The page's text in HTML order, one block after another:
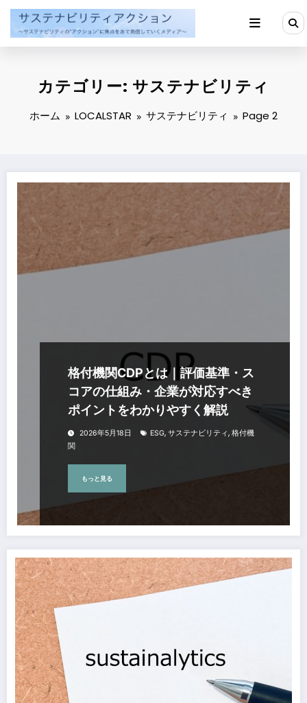
ン
カテゴリー: サステナビリティ
ホーム LOCALSTAR サステナビリティ Page 2
格付機関CDPとは｜評価基準・ス
コアの仕組み・企業が対応すべき
ポイントをわかりやすく解説
2026年5月18日 ESG, サステナビリティ, 格付機
関
もっと見る